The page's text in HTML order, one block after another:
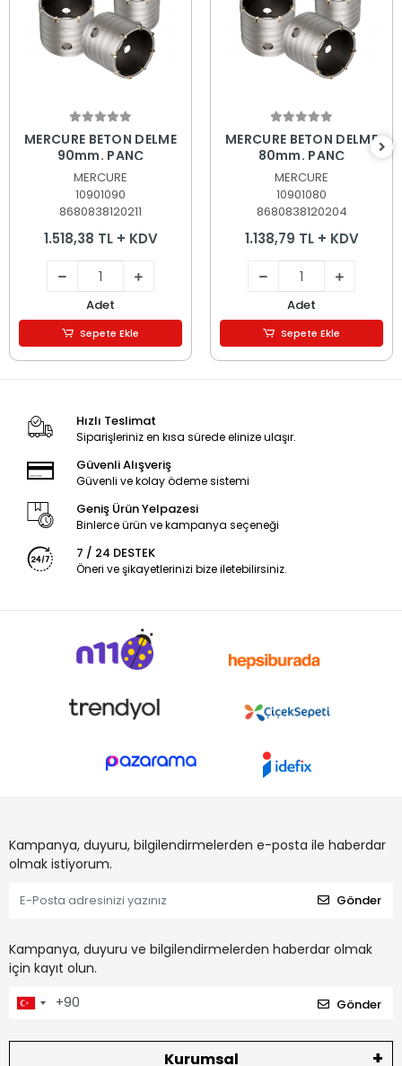
MERCURE BETON DELME
90mm. PANÇ
MERCURE
10901090
8680838120211
1.518,38 TL + KDV
Adet
Sepete Ekle
MERCURE BETON DELME
80mm. PANÇ
MERCURE
10901080
8680838120204
1.138,79 TL + KDV
Adet
Sepete Ekle
Hızlı Teslimat
Siparişleriniz en kısa sürede elinize ulaşır.
Güvenli Alışveriş
Güvenli ve kolay ödeme sistemi
Geniş Ürün Yelpazesi
Binlerce ürün ve kampanya seçeneği
7 / 24 DESTEK
Öneri ve şikayetlerinizi bize iletebilirsiniz.
Kampanya, duyuru, bilgilendirmelerden e-posta ile haberdar
olmak istiyorum.
Gönder
Kampanya, duyuru ve bilgilendirmelerden haberdar olmak
için kayıt olun.
Gönder
Kurumsal